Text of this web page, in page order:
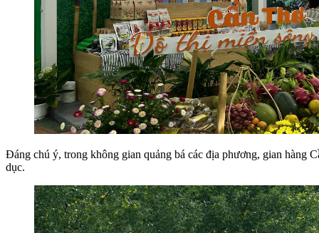
Đáng chú ý, trong không gian quảng bá các địa phương, gian hàng
dục.